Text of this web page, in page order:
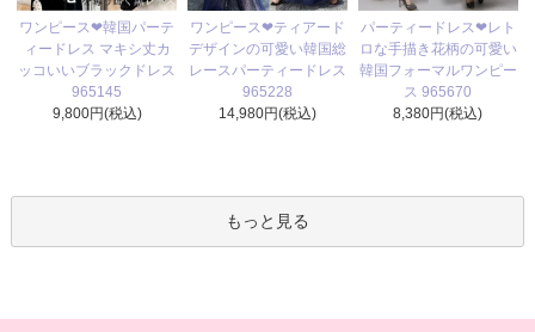
ワンピース❤韓国パーテ
ィードレス マキシ丈カ
ッコいいブラックドレス
965145
9,800円(税込)
ワンピース❤ティアード
デザインの可愛い韓国総
レースパーティードレス
965228
14,980円(税込)
パーティードレス❤レト
ロな手描き花柄の可愛い
韓国フォーマルワンピー
ス 965670
8,380円(税込)
もっと見る